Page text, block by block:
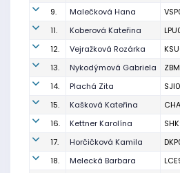
9.
Malečková Hana
11.
Koberová Kateřina
12.
Vejražková Rozárka
13.
Nykodýmová Gabriela
14.
Plachá Zita
15.
Kašková Kateřina
16.
Kettner Karolína
17.
Horčičková Kamila
18.
Melecká Barbara